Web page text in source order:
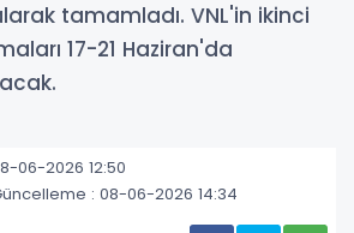
tamamladı. VNL'in ikinci
17-21 Haziran'da
06-2026 12:50
: 08-06-2026 14:34